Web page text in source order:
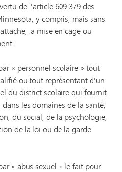
de l'article 609.379 des
y compris, mais sans
la mise en cage ou
« personnel scolaire » tout
ou tout représentant d'un
du district scolaire qui fournit
dans les domaines de la santé,
du social, de la psychologie,
de la loi ou de la garde
« abus sexuel » le fait pour